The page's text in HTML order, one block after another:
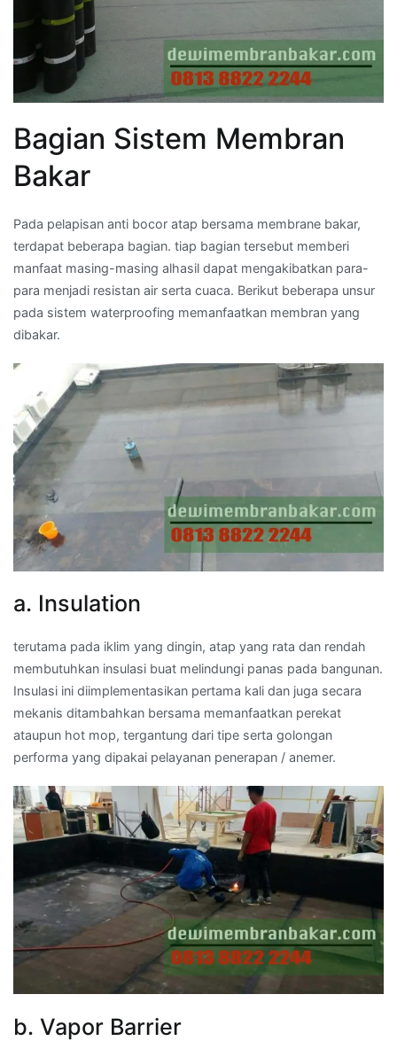
Bagian Sistem Membran
Bakar
Pada pelapisan anti bocor atap bersama membrane bakar,
terdapat beberapa bagian. tiap bagian tersebut memberi
manfaat masing-masing alhasil dapat mengakibatkan para-
para menjadi resistan air serta cuaca. Berikut beberapa unsur
pada sistem waterproofing memanfaatkan membran yang
dibakar.
a. Insulation
terutama pada iklim yang dingin, atap yang rata dan rendah
membutuhkan insulasi buat melindungi panas pada bangunan.
Insulasi ini diimplementasikan pertama kali dan juga secara
mekanis ditambahkan bersama memanfaatkan perekat
ataupun hot mop, tergantung dari tipe serta golongan
performa yang dipakai pelayanan penerapan / anemer.
b. Vapor Barrier